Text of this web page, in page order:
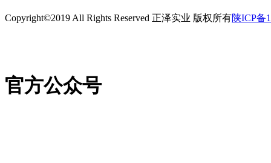
Copyright©2019 All Rights Reserved 正泽实业 版权所有陕ICP备
官方公众号